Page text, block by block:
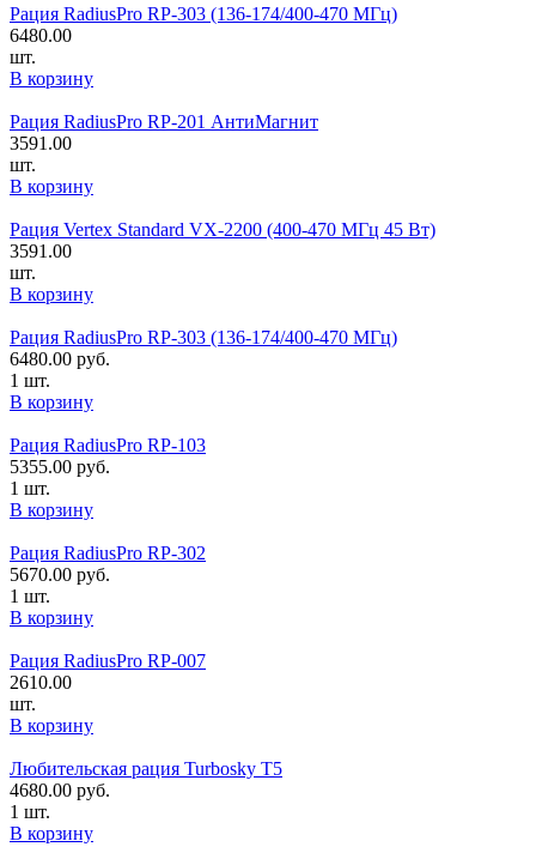
Рация RadiusPro RP-303 (136-174/400-470 МГц)
6480.00
шт.
В корзину
Рация RadiusPro RP-201 АнтиМагнит
3591.00
шт.
В корзину
Рация Vertex Standard VX-2200 (400-470 МГц 45 Вт)
3591.00
шт.
В корзину
Рация RadiusPro RP-303 (136-174/400-470 МГц)
6480.00 руб.
1 шт.
В корзину
Рация RadiusPro RP-103
5355.00 руб.
1 шт.
В корзину
Рация RadiusPro RP-302
5670.00 руб.
1 шт.
В корзину
Рация RadiusPro RP-007
2610.00
шт.
В корзину
Любительская рация Turbosky T5
4680.00 руб.
1 шт.
В корзину